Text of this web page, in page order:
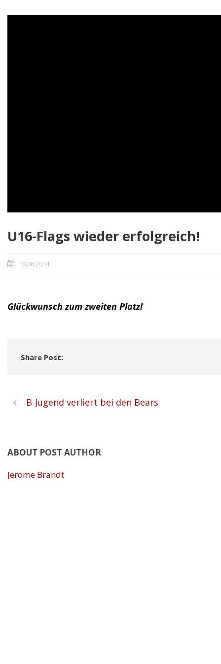
U16-Flags wieder erfolgreich!
18.06.2024
Glückwunsch zum zweiten Platz!
Share Post:
B-Jugend verliert bei den Bears
ABOUT POST AUTHOR
Jerome Brandt